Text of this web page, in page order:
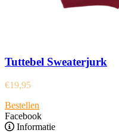
Tuttebel Sweaterjurk
€19,95
Bestellen
Facebook
Informatie